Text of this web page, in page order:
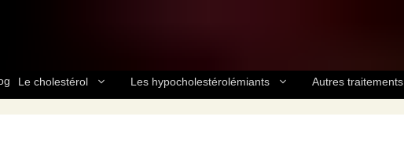
Le cholestérol Les hypocholestérolémiants Autres traitements